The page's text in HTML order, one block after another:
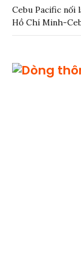
Cebu Pacific nối
Hồ Chí Minh-